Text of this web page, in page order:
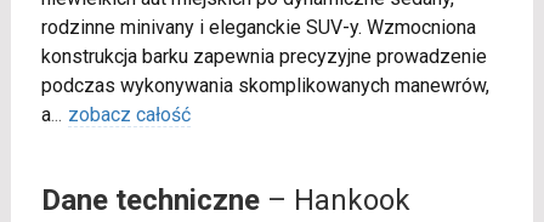
rodzinne minivany i eleganckie SUV-y. Wzmocniona
konstrukcja barku zapewnia precyzyjne prowadzenie
podczas wykonywania skomplikowanych manewrów,
a... zobacz całość
Dane techniczne– Hankook